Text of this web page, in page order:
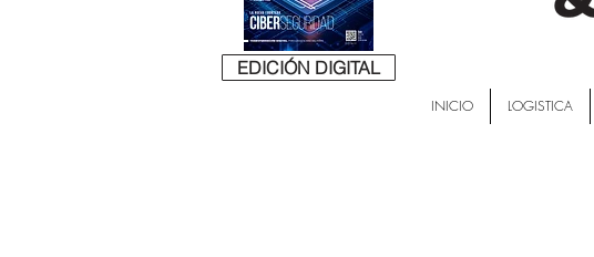
EDICIÓN DIGITAL
INICIO LOGISTICA